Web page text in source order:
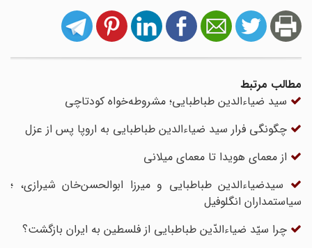
مطالب مرتبط
سید ضیاءالدین طباطبایی؛ مشروطه‌خواه کودتاچی
چگونگی فرار سید ضیاءالدین طباطبایی به اروپا پس از عزل
از معمای هویدا تا معمای میلانی
سیدضیاءالدین طباطبایی و میرزا ابوالحسن‌خان شیرازی، ؛
سیاستمداران انگلوفیل
چرا سیّد ضیاءالدّین طباطبایی از فلسطین به ایران بازگشت؟